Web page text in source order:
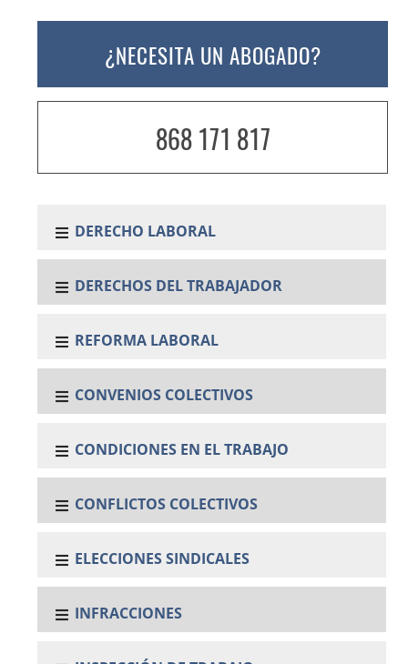
¿NECESITA UN ABOGADO?
868 171 817
DERECHO LABORAL
DERECHOS DEL TRABAJADOR
REFORMA LABORAL
CONVENIOS COLECTIVOS
CONDICIONES EN EL TRABAJO
CONFLICTOS COLECTIVOS
ELECCIONES SINDICALES
INFRACCIONES